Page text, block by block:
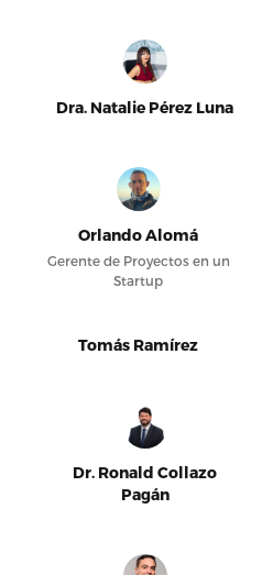
Dra. Natalie Pérez Luna
Orlando Alomá
Gerente de Proyectos en un
Startup
Tomás Ramírez
Dr. Ronald Collazo
Pagán